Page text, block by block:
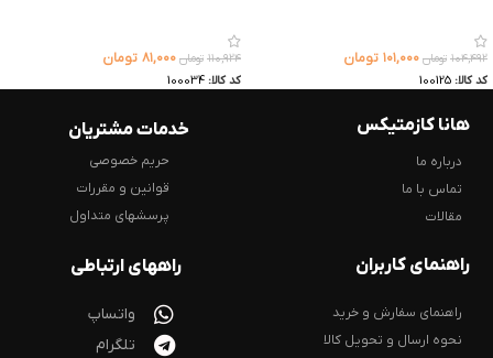
۱۰۴,۴۹۲ تومان ۱۰۱,۰۰۰ تومان
کد کالا: 100125
۱۱۰,۹۲۴ تومان ۸۱,۰۰۰ تومان
کد کالا: 100034
هانا کازمتیکس
درباره ما
تماس با ما
مقالات
خدمات مشتریان
حریم خصوصی
قوانین و مقررات
پرسشهای متداول
راهنمای کاربران
راهنمای سفارش و خرید
نحوه ارسال و تحویل کالا
راههای ارتباطی
واتساپ
تلگرام